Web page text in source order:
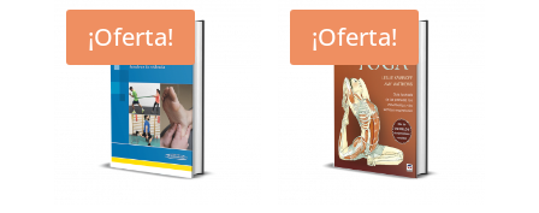
¡Oferta! ¡Oferta!